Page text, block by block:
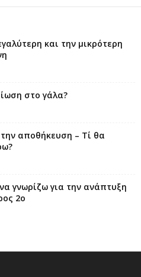
και την μικρότερη
στο γάλα?
αποθήκευση – Τί θα
γνωρίζω για την ανάπτυξη
2ο